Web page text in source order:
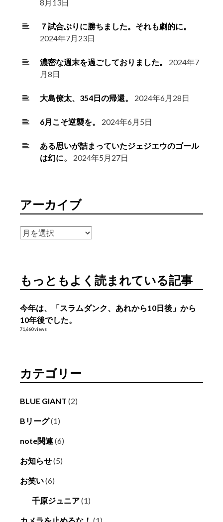
8月13日
７試合ぶりに勝ちました。それも劇的に。
2024年7月23日
濃密な週末を過ごしておりました。
2024年7
月8日
大島僚太、354日の帰還。 2024年6月28日
6月こそ逆襲を。 2024年6月5日
ある思いが詰まっていたジェジエウのゴール
は幻に。
2024年5月27日
アーカイブ
ア
ブ
もっともよく読まれている記事
今年は、「スラムダンク、あれから10日後」から
10年後でした。
71,660 views
カテゴリー
BLUE GIANT (2)
Bリーグ(1)
note関連(6)
お知らせ(5)
お笑い(6)
千原ジュニア(1)